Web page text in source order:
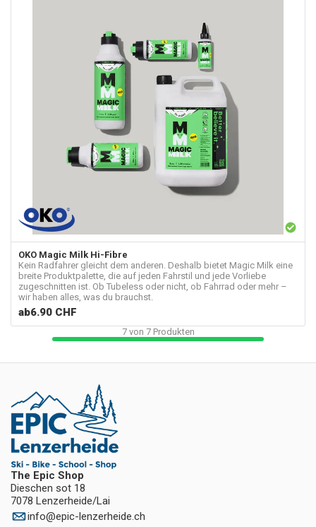
OKO Magic Milk Hi-Fibre
Kein Radfahrer gleicht dem anderen. Deshalb bietet Magic Milk eine
breite Produktpalette, die auf jeden Fahrstil und jede Vorliebe
zugeschnitten ist. Ob Tubeless oder nicht, ob Fahrrad oder mehr –
wir haben alles, was du brauchst.
ab6.90 CHF
7von 7Produkten
The Epic Shop
Dieschen sot 18
7078 Lenzerheide/Lai
info@epic-lenzerheide.ch